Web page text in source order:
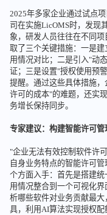
2025年多家企业通过试点
司在实施LicOMS时，发现
象，研发人员往往在不同
取了三个关键措施：一是
用情况对比；二是引入"动
证；三是设置"授权使用预
提醒。通过这些具体措施
许可的成本"的难题，还实
务增长保持同步。
专家建议：构建智能许可
"企业无法有效控制软件许
自身业务特点的智能许可
个方面入手：首先是搭建
用情况整合到一个可视化
析哪些软件对业务贡献最
具，利用AI算法实现授权